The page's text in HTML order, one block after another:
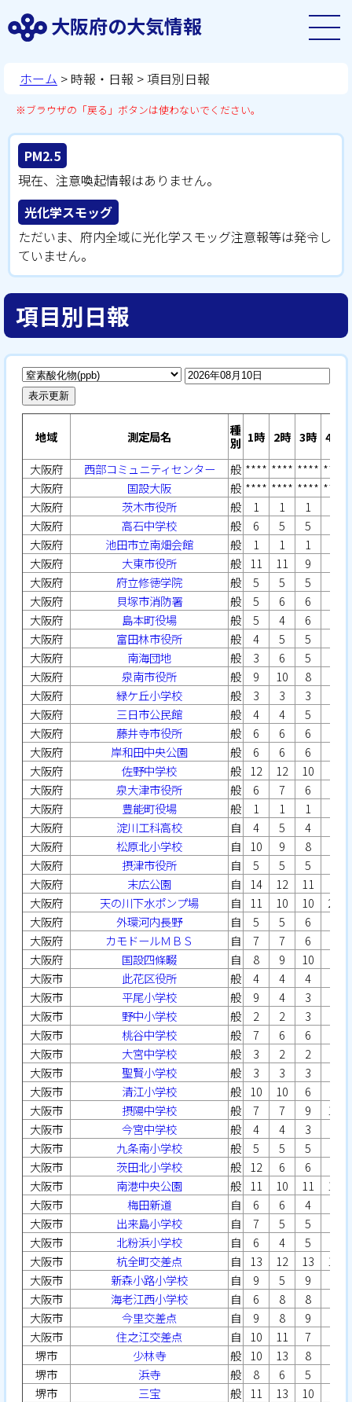
大阪府の大気情報
ホーム > 時報・日報 > 項目別日報
※ブラウザの「戻る」ボタンは使わないでください。
PM2.5
現在、注意喚起情報はありません。
光化学スモッグ
ただいま、府内全域に光化学スモッグ注意報等は発令し
ていません。
項目別日報
表示更新
地域 測定局名
種
別 1時 2時 3時 4時
大阪府
西部コミュニティセンター 般 **** **** **** ****
大阪府
国設大阪 般 **** **** **** ****
大阪府
茨木市役所 般 1 1 1
大阪府
高石中学校 般 6 5 5
大阪府
池田市立南畑会館 般 1 1 1
大阪府
大東市役所 般 11 11 9
大阪府
府立修徳学院 般 5 5 5
大阪府
貝塚市消防署 般 5 6 6
大阪府
島本町役場 般 5 4 6
大阪府
富田林市役所 般 4 5 5
大阪府
南海団地 般 3 6 5
大阪府
泉南市役所 般 9 10 8
大阪府
緑ケ丘小学校 般 3 3 3
大阪府
三日市公民館 般 4 4 5
大阪府
藤井寺市役所 般 6 6 6
大阪府
岸和田中央公園 般 6 6 6
大阪府
佐野中学校 般 12 12 10
大阪府
泉大津市役所 般 6 7 6
大阪府
豊能町役場 般 1 1 1
大阪府
淀川工科高校 自 4 5 4
大阪府
松原北小学校 自 10 9 8
大阪府
摂津市役所 自 5 5 5
大阪府
末広公園 自 14 12 11
大阪府
天の川下水ポンプ場 自 11 10 10
22
大阪府
外環河内長野 自 5 5 6
大阪府
カモドールＭＢＳ 自 7 7 6
大阪府
国設四條畷 自 8 9 10
大阪市
此花区役所 般 4 4 4
大阪市
平尾小学校 般 9 4 3
大阪市
野中小学校 般 2 2 3
大阪市
桃谷中学校 般 7 6 6
大阪市
大宮中学校 般 3 2 2
大阪市
聖賢小学校 般 3 3 3
大阪市
清江小学校 般 10 10 6
大阪市
摂陽中学校 般 7 7 9
10
大阪市
今宮中学校 般 4 4 3
大阪市
九条南小学校 般 5 5 5
大阪市
茨田北小学校 般 12 6 6
大阪市
南港中央公園 般 11 10 11
11
大阪市
梅田新道 自 6 6 4
大阪市
出来島小学校 自 7 5 5
大阪市
北粉浜小学校 自 6 4 5
大阪市
杭全町交差点 自 13 12 13
15
大阪市
新森小路小学校 自 9 5 9
大阪市
海老江西小学校 自 6 8 8
大阪市
今里交差点 自 9 8 9
大阪市
住之江交差点 自 10 11 7
堺市
少林寺 般 10 13 8
堺市
浜寺 般 8 6 5
堺市
三宝 般 11 13 10